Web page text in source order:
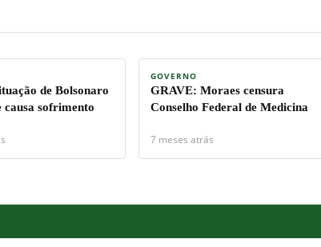
de Bolsonaro
causa sofrimento
GOVERNO
GRAVE: Moraes censura
Conselho Federal de Medicina
7 meses atrás